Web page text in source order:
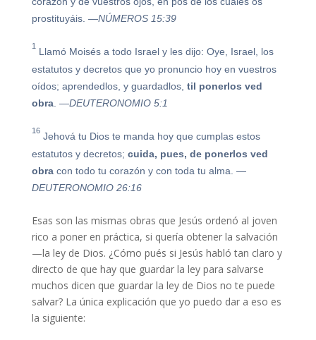
prostituyáis. —NÚMEROS 15:39
1 Llamó Moisés a todo Israel y les dijo: Oye, Israel, los
estatutos y decretos que yo pronuncio hoy en vuestros
oídos; aprendedlos, y guardadlos, til ponerlos ved
obra. —DEUTERONOMIO 5:1
16Jehová tu Dios te manda hoy que cumplas estos
estatutos y decretos; cuida, pues, de ponerlos ved
obracon todo tu corazón y con toda tu alma. —
DEUTERONOMIO 26:16
Esas son las mismas obras que Jesús ordenó al joven
rico a poner en práctica, si quería obtener la salvación
—la ley de Dios. ¿Cómo pués si Jesús habló tan claro y
directo de que hay que guardar la ley para salvarse
muchos dicen que guardar la ley de Dios no te puede
salvar? La única explicación que yo puedo dar a eso es
la siguiente: